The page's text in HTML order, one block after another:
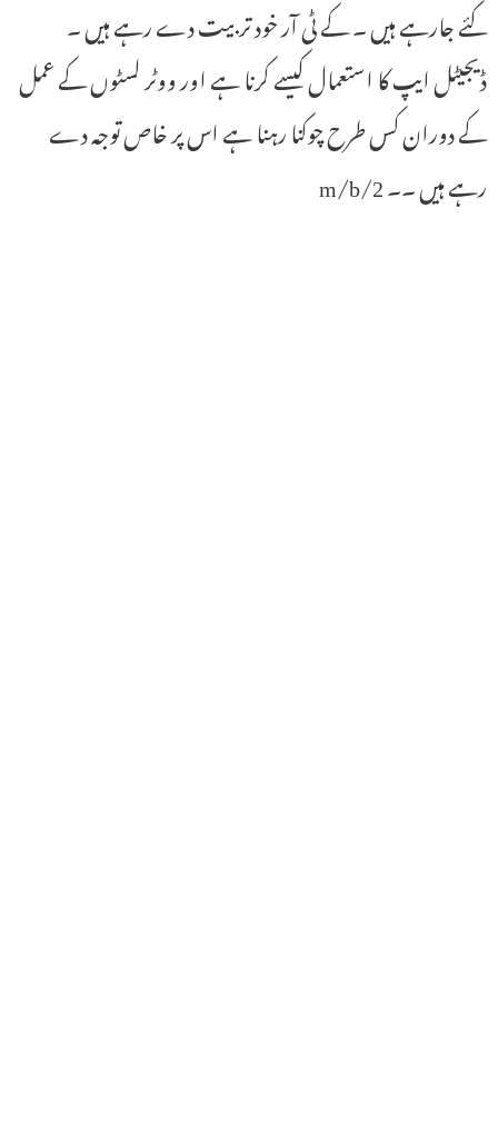
کئے جارہے ہیں ۔ کے ٹی آر خود تربیت دے رہے ہیں ۔
ڈیجیٹل ایپ کا استعمال کیسے کرنا ہے اور ووٹر لسٹوں کے عمل
کے دوران کس طرح چوکنا رہنا ہے اس پر خاص توجہ دے
رہے ہیں ۔۔ 2/m/b